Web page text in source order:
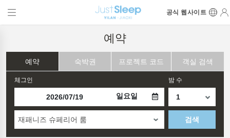
공식 웹사이트
예약
예약 숙박권 프로젝트 코드 객실 검색
체그인
일요일
밤 수
재패니즈 슈페리어 룸 검색